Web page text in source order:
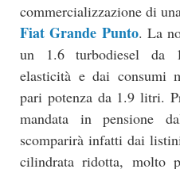
commercializzazione di
Fiat Grande Punto. La
un 1.6 turbodiesel da
elasticità e dai consumi
pari potenza da 1.9 litri.
mandata in pensione
scomparirà infatti dai
cilindrata ridotta, molto